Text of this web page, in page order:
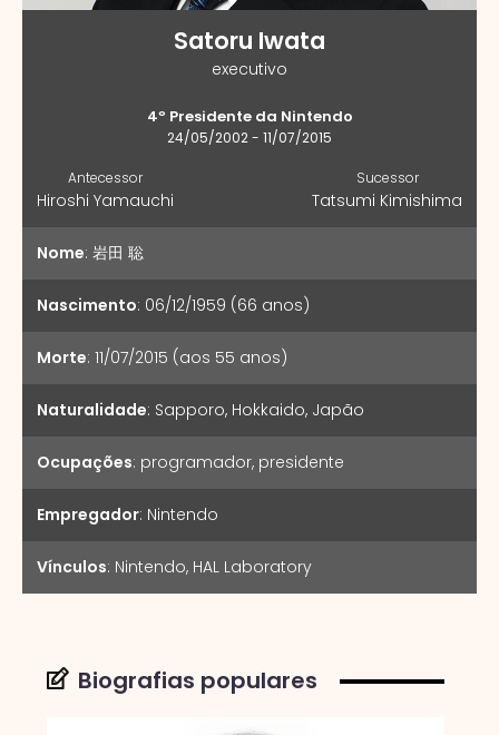
Satoru Iwata
executivo
4º Presidente da Nintendo
24/05/2002 - 11/07/2015
Antecessor
Hiroshi Yamauchi
Sucessor
Tatsumi Kimishima
Nome: 岩田 聡
Nascimento: 06/12/1959 (66 anos)
Morte: 11/07/2015 (aos 55 anos)
Naturalidade: Sapporo, Hokkaido, Japão
Ocupações: programador, presidente
Empregador: Nintendo
Vínculos: Nintendo, HAL Laboratory
Biografias populares